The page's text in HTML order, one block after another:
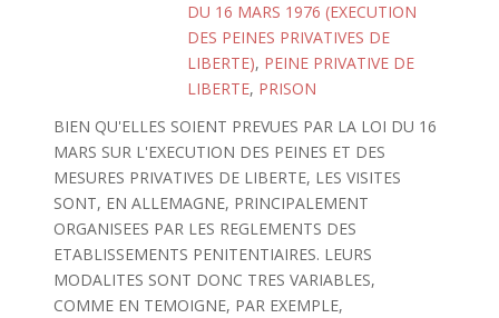
DU 16 MARS 1976 (EXECUTION
DES PEINES PRIVATIVES DE
LIBERTE), PEINE PRIVATIVE DE
LIBERTE, PRISON
BIEN QU'ELLES SOIENT PREVUES PAR LA LOI DU 16
MARS SUR L'EXECUTION DES PEINES ET DES
MESURES PRIVATIVES DE LIBERTE, LES VISITES
SONT, EN ALLEMAGNE, PRINCIPALEMENT
ORGANISEES PAR LES REGLEMENTS DES
ETABLISSEMENTS PENITENTIAIRES. LEURS
MODALITES SONT DONC TRES VARIABLES,
COMME EN TEMOIGNE, PAR EXEMPLE,